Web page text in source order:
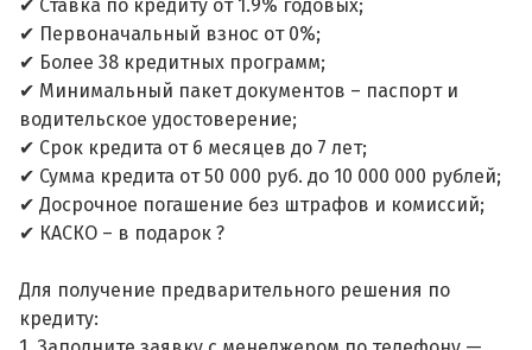
✔ Ставка по кредиту от 1.9% годовых;
✔ Первоначальный взнос от 0%;
✔ Более 38 кредитных программ;
✔ Минимальный пакет документов – паспорт и
водительское удостоверение;
✔ Срок кредита от 6 месяцев до 7 лет;
✔ Сумма кредита от 50 000 руб. до 10 000 000 рублей;
✔ Досрочное погашение без штрафов и комиссий;
✔ КАСКО – в подарок ?
Для получение предварительного решения по
кредиту: